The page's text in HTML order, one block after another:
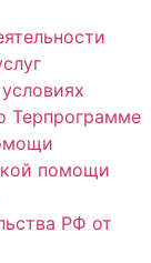
Терпрограмме
помощи
РФ от